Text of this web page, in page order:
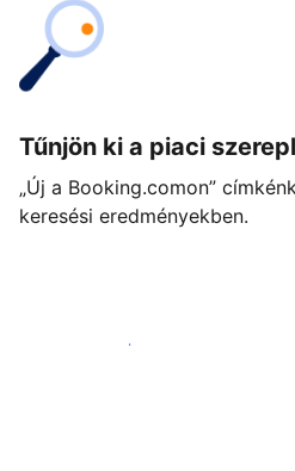
Tűnjön ki a piaci
„Új a Booking.comon”
keresési eredményekben.
Vágjon bele még ma